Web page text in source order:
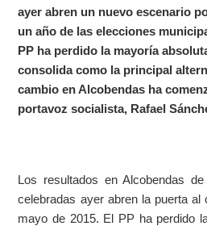
ayer abren un nuevo escenario
un año de las elecciones
PP ha perdido la mayoría
consolida como la principal
cambio en Alcobendas ha
portavoz socialista, Rafael
Los resultados en Alcobendas
celebradas ayer abren la puerta al
mayo de 2015. El PP ha perdido